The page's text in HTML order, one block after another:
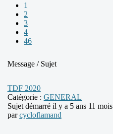
1
2
3
4
46
Message / Sujet
TDF 2020
Catégorie : GENERAL
Sujet démarré il y a 5 ans 11 mois
parcycloflamand